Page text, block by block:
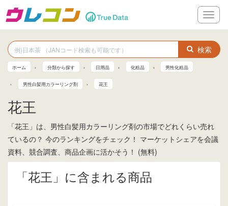
メ
ニ
ー
検索
ホーム 分類から探す 日用品 化粧品 男性化粧品
男性白髪用カラーリング剤 花王
花王
「花王」は、男性白髪用カラーリング剤の市場でどれくらい売れ
ているの？ 今のランキングをチェック！ マーケットシェアを会議
資料、競合調査、商品企画に活かそう！ (無料)
「花王」に含まれる商品